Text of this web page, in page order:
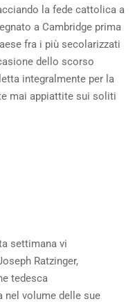
la fede cattolica a
a Cambridge prima
fra i più secolarizzati
dello scorso
integralmente per la
mai appiattite sui soliti
settimana vi
Ratzinger,
tedesca
nel volume delle sue